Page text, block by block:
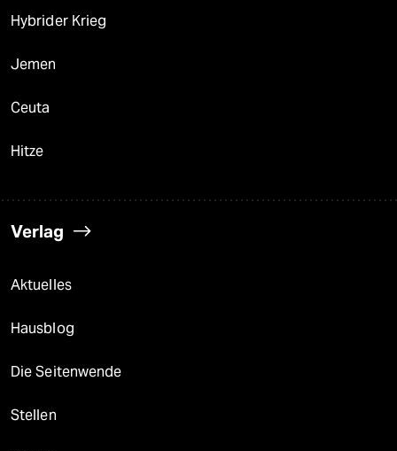
Hybrider Krieg
Jemen
Ceuta
Hitze
Verlag
Aktuelles
Hausblog
Die Seitenwende
Stellen